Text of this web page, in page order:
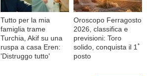
Tutto per la mia
famiglia trame
Turchia, Akif su una
ruspa a casa Eren:
'Distruggo tutto'
Oroscopo Ferragosto
2026, classifica e
previsioni: Toro
solido, conquista il 1ﾟ
posto